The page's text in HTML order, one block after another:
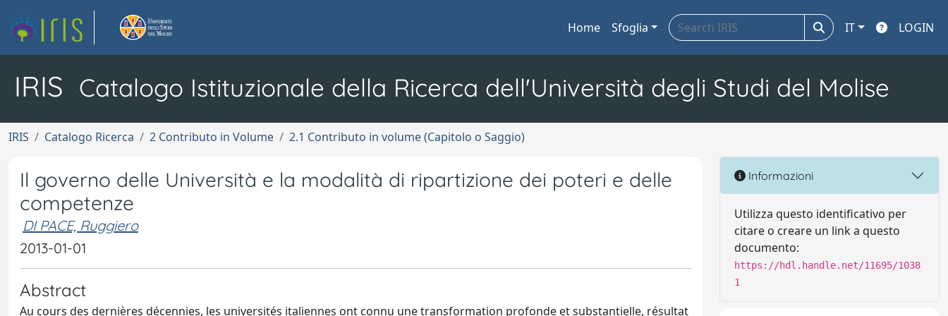
Home Sfoglia IT LOGIN
IRIS Catalogo Istituzionale della Ricerca dell'Università degli Studi del Molise
IRIS Catalogo Ricerca 2 Contributo in Volume 2.1 Contributo in volume (Capitolo o Saggio)
Il governo delle Università e la modalità di ripartizione dei poteri e delle
competenze
DI PACE, Ruggiero
2013-01-01
Abstract
Au cours des dernières décennies, les universités italiennes ont connu une transformation profonde et substantielle, résultat
Informazioni
Utilizza questo identificativo per
citare o creare un link a questo
documento:
https://hdl.handle.net/11695/1038
1